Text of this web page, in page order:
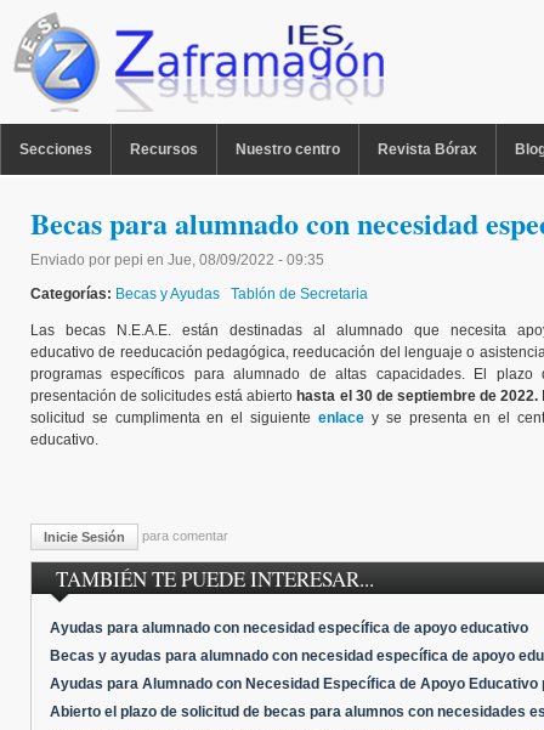
Pasar al contenido principal
Secciones Recursos Nuestro centro Revista Bórax
Becas para alumnado con necesidad
Enviado por pepi en Jue, 08/09/2022 - 09:35
Categorías: Becas y Ayudas Tablón de Secretaria
Las becas N.E.A.E. están destinadas al alumnado que necesita
educativo de reeducación pedagógica, reeducación del lenguaje o
programas específicos para alumnado de altas capacidades. El plazo
presentación de solicitudes está abierto hasta el 30 de septiembre de 2022.
solicitud se cumplimenta en el siguiente enlace y se presenta en el
educativo.
Inicie Sesión para comentar
TAMBIÉN TE PUEDE INTERESAR...
Ayudas para alumnado con necesidad específica de apoyo educativo
Becas y ayudas para alumnado con necesidad específica de apoyo
Ayudas para Alumnado con Necesidad Específica de Apoyo Educativo
Abierto el plazo de solicitud de becas para alumnos con necesidades